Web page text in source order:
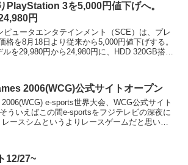
PlayStation 3を5,000円値下げへ。
円
ピュータエンタテインメント（SCE）は、プレ
格を8月18日より従来から5,000円値下げする。
ルを29,980円から24,980円に、HDD 320GB搭載
2006(WCG)公式サイトオープン
e-sports世界大会、WCG公式サイト
ういえばこの間e-sportsをフジテレビの深夜に
12/27~